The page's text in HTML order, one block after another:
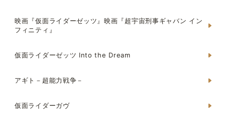
映画『仮面ライダーゼッツ』映画『超宇宙刑事ギャバン イン
フィニティ』
仮面ライダーゼッツ Into the Dream
アギト－超能力戦争－
仮面ライダーガヴ